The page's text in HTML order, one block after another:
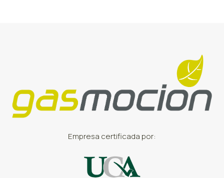
Empresa certificada por: